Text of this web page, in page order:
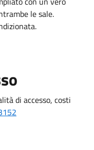
le sale.
di accesso, costi